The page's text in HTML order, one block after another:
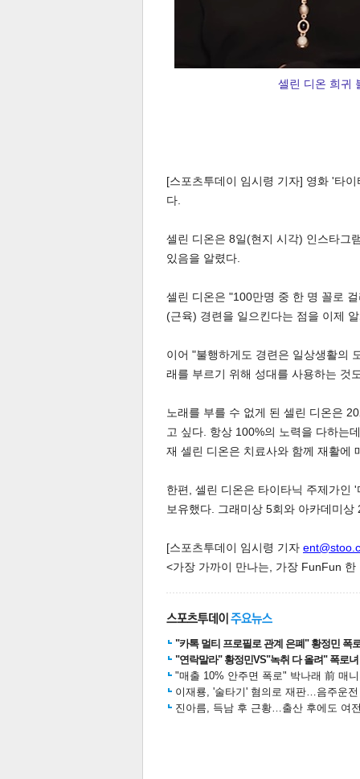
인
셀린 디온 희귀
[스포츠투데이 임시령 기자] 영화 '타
다.
셀린 디온은 8일(현지 시각) 인스타그
있음을 알렸다.
셀린 디온은 "100만명 중 한 명 꼴로
(근육) 경련을 일으킨다는 점을 이제
이어 "불행하게도 경련은 일상생활의
래를 부르기 위해 성대를 사용하는 것
노래를 부를 수 없게 된 셀린 디온은
고 싶다. 항상 100%의 노력을 다하는
재 셀린 디온은 치료사와 함께 재활에
한편, 셀린 디온은 타이타닉 주제가인
보유했다. 그래미상 5회와 아카데미
[스포츠투데이 임시령 기자
<가장 가까이 만나는, 가장 FunFun
"카톡 멀티 프로필로 관계 은폐" 황정민 폭
"연락말라" 황정민VS"녹취 다 올려" 폭로
"매출 10% 안주면 폭로" 박나래 前 매
이재룡, '술타기' 혐의로 재판…음주운
진아름, 득남 후 근황…출산 후에도 여